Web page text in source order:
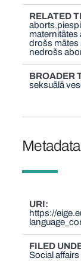
RELATED
aborts
maternitātes
drošs mātes
nedrošs
BROADER
seksuālā
Metadata
URI
https://
FILED
Social affairs